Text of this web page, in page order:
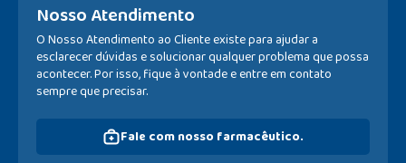
Nosso Atendimento
O Nosso Atendimento ao Cliente existe para ajudar a
esclarecer dúvidas e solucionar qualquer problema que possa
acontecer. Por isso, fique à vontade e entre em contato
sempre que precisar.
Fale com nosso farmacêutico.